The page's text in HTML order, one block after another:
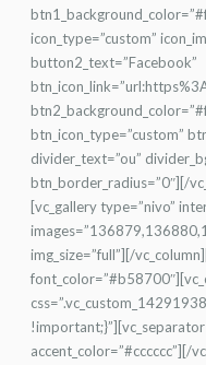
icon_type=”custom”
button2_text=”Facebook”
btn_icon_type=”custom”
divider_text=”ou”
btn_border_radius=”0″][/
[vc_gallery type=”nivo”
img_size=”full”][/
!important;}”][vc_separator
accent_color=”#cccccc”][/